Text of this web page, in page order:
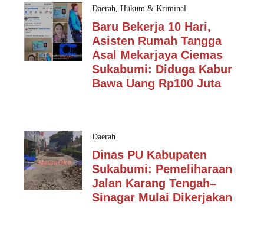
Daerah, Hukum & Kriminal
Baru Bekerja 10 Hari,
Asisten Rumah Tangga
Asal Mekarjaya Ciemas
Sukabumi: Diduga Kabur
Bawa Uang Rp100 Juta
Daerah
Dinas PU Kabupaten
Sukabumi: Pemeliharaan
Jalan Karang Tengah–
Sinagar Mulai Dikerjakan